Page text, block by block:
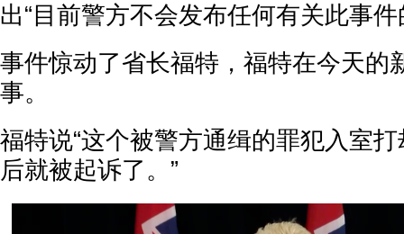
出“目前警方不会发布任何有关此事
事件惊动了省长福特，福特在今天的
事。
福特说“这个被警方通缉的罪犯入室
后就被起诉了。”